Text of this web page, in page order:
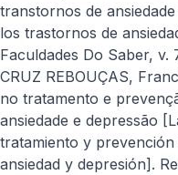
transtornos de
los trastornos de
Faculdades Do Saber, v.
CRUZ REBOUÇAS,
no tratamento e
ansiedade e depressão
tratamiento y
ansiedad y depresión].